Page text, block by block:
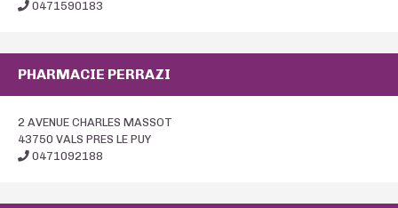
0471590183
PHARMACIE PERRAZI
2 AVENUE CHARLES MASSOT
43750 VALS PRES LE PUY
0471092188